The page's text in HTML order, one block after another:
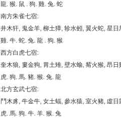
龍. 猴. 鼠 . 狗. 雞. 兔. 蛇
南方朱雀七宿:
井木犴, 鬼金羊, 柳土獐, 轸水蚓, 翼火蛇, 星日
雞. 牛. 蛇. 兔. 龍 . 狗. 猴
西方白虎七宿:
奎木狼, 婁金狗, 胃土雉, 壁水蝓, 觜火猴, 昂日
虎. 狗. 馬. 豬. 猴. 兔. 龍
北方玄武七宿:
鬥木豸, 牛金牛, 女土蝠, 參水猿, 室火豬, 虛日
虎. 馬. 狗. 牛. 羊. 猴. 兔